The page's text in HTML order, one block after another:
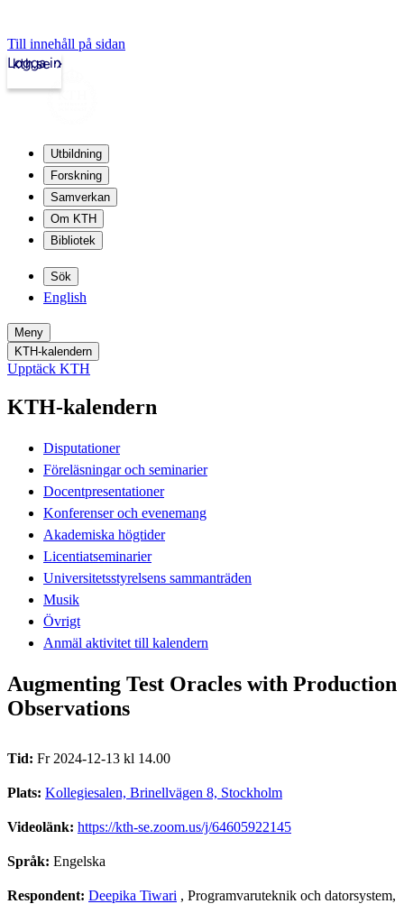
Till innehåll på sidan
kth.se
Logga in
Utbildning
Forskning
Samverkan
Om KTH
Bibliotek
Sök
English
Meny
KTH-kalendern
Upptäck KTH
KTH-kalendern
Disputationer
Föreläsningar och seminarier
Docentpresentationer
Konferenser och evenemang
Akademiska högtider
Licentiatseminarier
Universitetsstyrelsens sammanträden
Musik
Övrigt
Anmäl aktivitet till kalendern
Augmenting Test Oracles with Production
Observations
Tid: Fr 2024-12-13 kl 14.00
Plats: Kollegiesalen, Brinellvägen 8, Stockholm
Videolänk: https://kth-se.zoom.us/j/64605922145
Språk: Engelska
Respondent: Deepika Tiwari , Programvaruteknik och datorsystem,